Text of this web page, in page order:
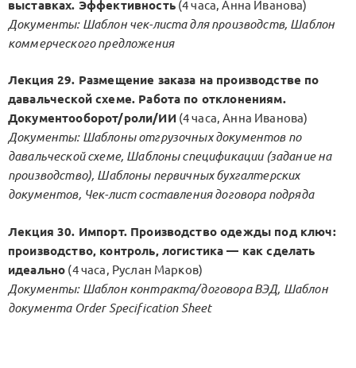
выставках. Эффективность(4 часа, Анна Иванова)
Документы: Шаблон чек-листа для производств, Шаблон
коммерческого предложения
Лекция 29. Размещение заказа на производстве по
давальческой схеме. Работа по отклонениям.
Документооборот/роли/ИИ(4 часа, Анна Иванова)
Документы: Шаблоны отгрузочных документов по
давальческой схеме, Шаблоны спецификации (задание на
производство), Шаблоны первичных бухгалтерских
документов, Чек-лист составления договора подряда
Лекция 30. Импорт. Производство одежды под ключ:
производство, контроль, логистика — как сделать
идеально (4 часа, Руслан Марков)
Документы: Шаблон контракта/договора ВЭД, Шаблон
документа Order Specification Sheet